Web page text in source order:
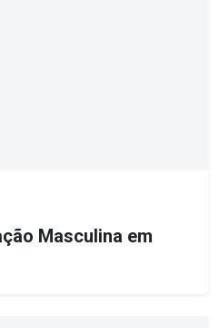
Masculina em